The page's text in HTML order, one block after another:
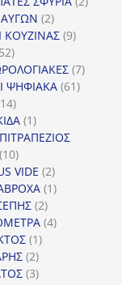
22
προϊόντα
ΚΟΥΖΙΝΑΣ 99
552
προϊόντα
77
ΨΗΦΙΑΚΑ 6161
1414
προϊόντα
11
προϊόν
1010
προϊόντα
VIDE 22
προϊόντα
11
22
προϊόντα
44
11
προϊόν
22
προϊόντα
33